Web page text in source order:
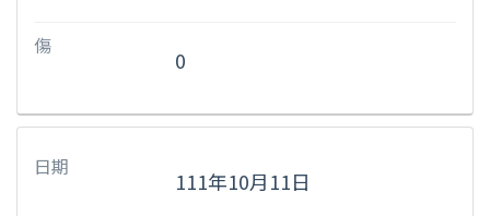
傷
0
日期
111年10月11日